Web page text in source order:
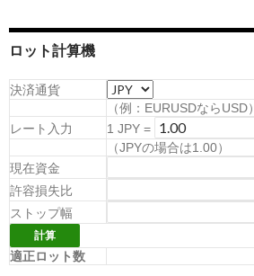
ロット計算機
決済通貨
（例：EURUSDならUSD）
レート入力
1 JPY =
（JPYの場合は1.00）
現在資金
許容損失比
ストップ幅
適正ロット数